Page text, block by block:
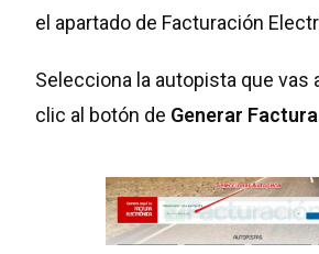
el apartado de Facturación
Selecciona la autopista que vas
clic al botón de Generar